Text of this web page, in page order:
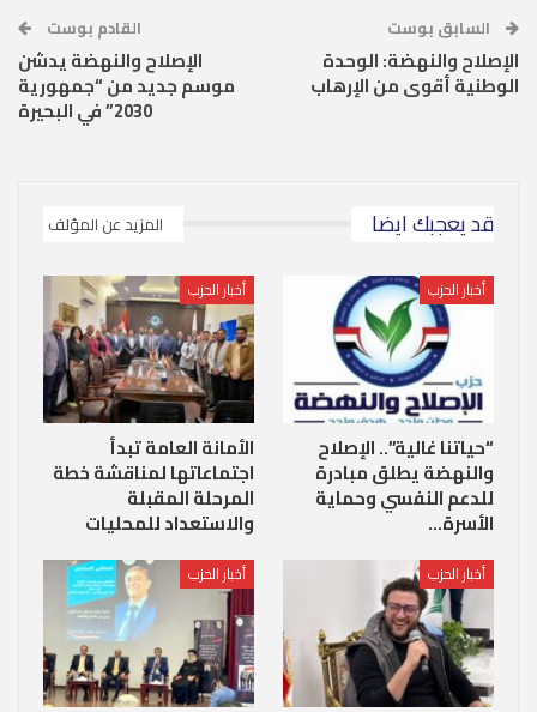
السابق بوست
الإصلاح والنهضة: الوحدة
الوطنية أقوى من الإرهاب
القادم بوست
الإصلاح والنهضة يدشن
موسم جديد من “جمهورية
2030” في البحيرة
قد يعجبك ايضا المزيد عن المؤلف
أخبار الحزب
“حياتنا غالية”.. الإصلاح
والنهضة يطلق مبادرة
للدعم النفسي وحماية
الأسرة…
أخبار الحزب
الأمانة العامة تبدأ
اجتماعاتها لمناقشة خطة
المرحلة المقبلة
والاستعداد للمحليات
أخبار الحزب أخبار الحزب